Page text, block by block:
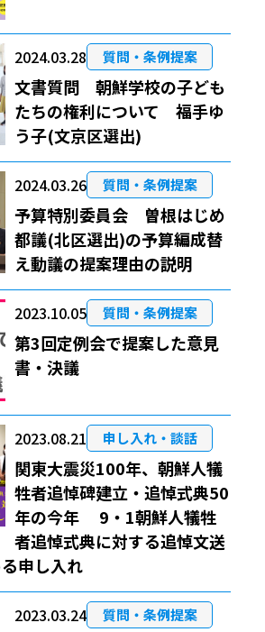
2024.03.28 質問・条例提案
文書質問 朝鮮学校の子ども
たちの権利について 福手ゆ
う子(文京区選出)
2024.03.26 質問・条例提案
予算特別委員会 曽根はじめ
都議(北区選出)の予算編成替
え動議の提案理由の説明
2023.10.05 質問・条例提案
第3回定例会で提案した意見
書・決議
2023.08.21 申し入れ・談話
関東大震災100年、朝鮮人犠
牲者追悼碑建立・追悼式典50
年の今年 9・1朝鮮人犠牲
者追悼式典に対する追悼文送
申し入れ
2023.03.24 質問・条例提案